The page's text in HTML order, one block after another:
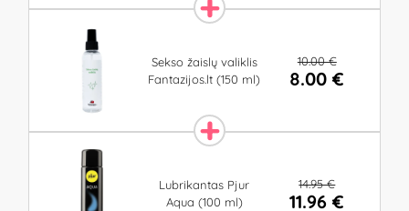
Sekso žaislų valiklis
Fantazijos.lt (150 ml)
10.00 €
8.00 €
Lubrikantas Pjur
Aqua (100 ml)
14.95 €
11.96 €